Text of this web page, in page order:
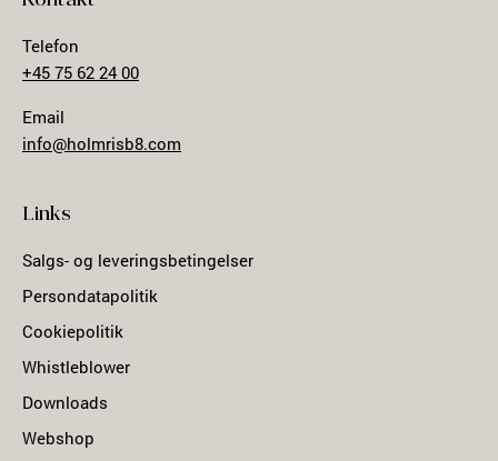
Telefon
+45 75 62 24 00
Email
info@holmrisb8.com
Links
Salgs- og leveringsbetingelser
Persondatapolitik
Cookiepolitik
Whistleblower
Downloads
Webshop